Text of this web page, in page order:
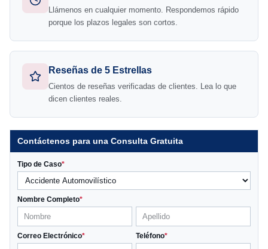
Llámenos en cualquier momento. Respondemos rápido
porque los plazos legales son cortos.
Reseñas de 5 Estrellas
Cientos de reseñas verificadas de clientes. Lea lo que
dicen clientes reales.
Contáctenos para una Consulta Gratuita
Tipo de Caso*
Nombre Completo*
Correo Electrónico* Teléfono*